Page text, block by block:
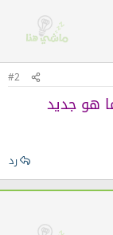
#2
هو جديد
رد